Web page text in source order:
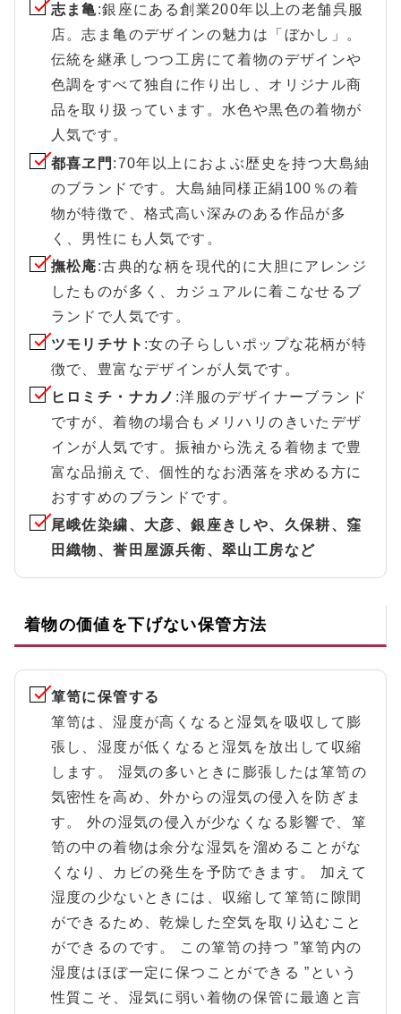
志ま亀:銀座にある創業200年以上の老舗呉服
店。志ま亀のデザインの魅力は「ぼかし」。
伝統を継承しつつ工房にて着物のデザインや
色調をすべて独自に作り出し、オリジナル商
品を取り扱っています。水色や黒色の着物が
人気です。
都喜ヱ門 :70年以上におよぶ歴史を持つ大島紬
のブランドです。大島紬同様正絹100％の着
物が特徴で、格式高い深みのある作品が多
く、男性にも人気です。
撫松庵:古典的な柄を現代的に大胆にアレンジ
したものが多く、カジュアルに着こなせるブ
ランドで人気です。
ツモリチサト :女の子らしいポップな花柄が特
徴で、豊富なデザインが人気です。
ヒロミチ・ナカノ :洋服のデザイナーブランド
ですが、着物の場合もメリハリのきいたデザ
インが人気です。振袖から洗える着物まで豊
富な品揃えで、個性的なお洒落を求める方に
おすすめのブランドです。
尾峨佐染繍、大彦、銀座きしや、久保耕、窪
田織物、誉田屋源兵衛、翠山工房など
着物の価値を下げない保管方法
箪笥に保管する
箪笥は、湿度が高くなると湿気を吸収して膨
張し、湿度が低くなると湿気を放出して収縮
します。 湿気の多いときに膨張したは箪笥の
気密性を高め、外からの湿気の侵入を防ぎま
す。 外の湿気の侵入が少なくなる影響で、箪
笥の中の着物は余分な湿気を溜めることがな
くなり、カビの発生を予防できます。 加えて
湿度の少ないときには、収縮して箪笥に隙間
ができるため、乾燥した空気を取り込むこと
ができるのです。 この箪笥の持つ ”箪笥内の
湿度はほぼ一定に保つことができる ”という
性質こそ、湿気に弱い着物の保管に最適と言